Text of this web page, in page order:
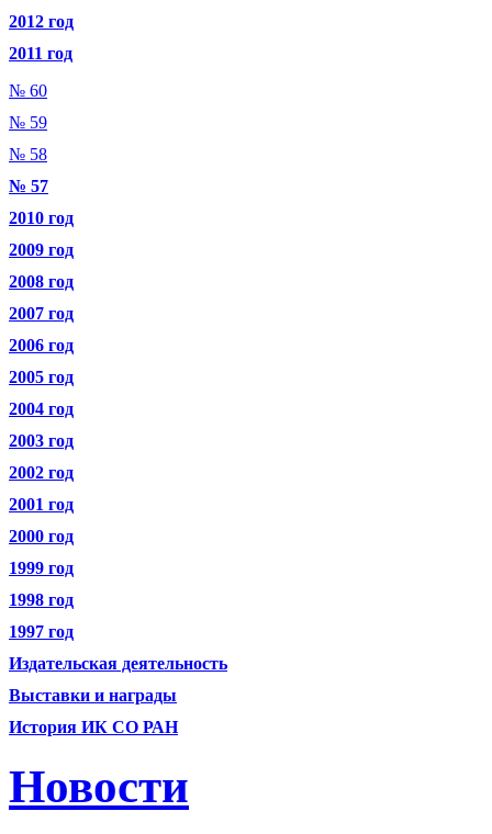
2012 год
2011 год
№ 60
№ 59
№ 58
№ 57
2010 год
2009 год
2008 год
2007 год
2006 год
2005 год
2004 год
2003 год
2002 год
2001 год
2000 год
1999 год
1998 год
1997 год
Издательская деятельность
Выставки и награды
История ИК СО РАН
Новости